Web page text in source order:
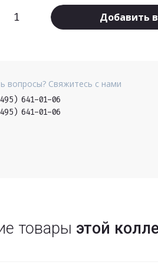
Добавить
вопросы? Свяжитесь с нами
641-01-06
641-01-06
товары этой